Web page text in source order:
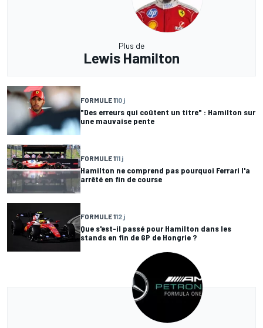
Plus de
Lewis Hamilton
FORMULE 110 j
"Des erreurs qui coûtent un titre" : Hamilton sur
une mauvaise pente
FORMULE 111 j
Hamilton ne comprend pas pourquoi Ferrari l'a
arrêté en fin de course
FORMULE 112 j
Que s'est-il passé pour Hamilton dans les
stands en fin de GP de Hongrie ?